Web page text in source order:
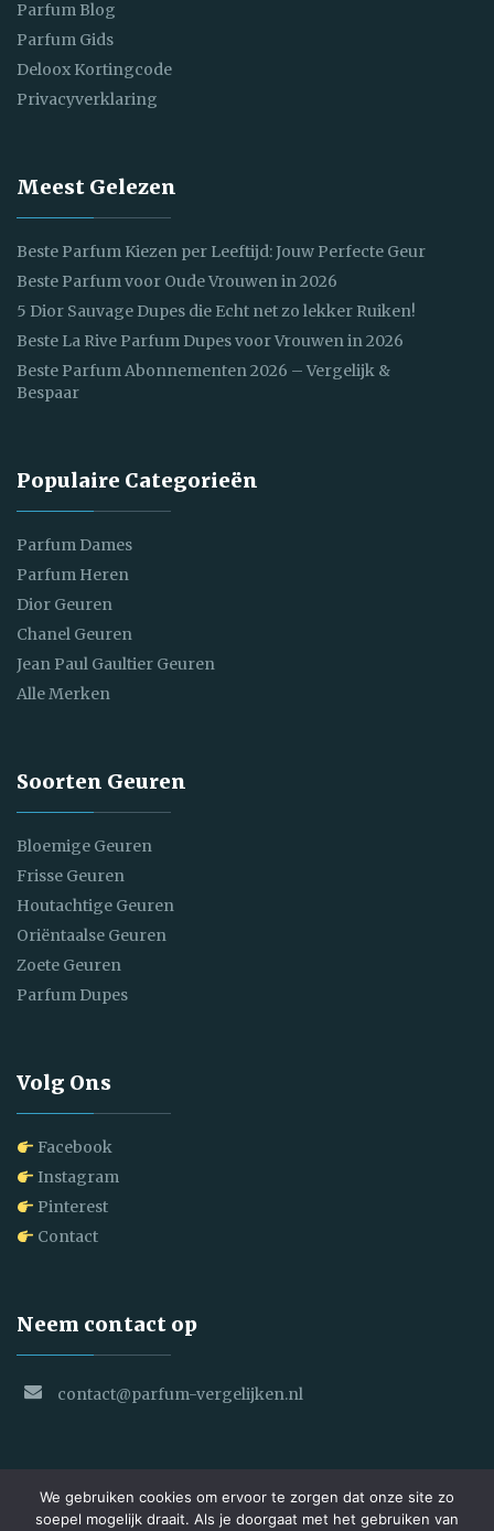
Parfum Blog
Parfum Gids
Deloox Kortingcode
Privacyverklaring
Meest Gelezen
Beste Parfum Kiezen per Leeftijd: Jouw Perfecte Geur
Beste Parfum voor Oude Vrouwen in 2026
5 Dior Sauvage Dupes die Echt net zo lekker Ruiken!
Beste La Rive Parfum Dupes voor Vrouwen in 2026
Beste Parfum Abonnementen 2026 – Vergelijk &
Bespaar
Populaire Categorieën
Parfum Dames
Parfum Heren
Dior Geuren
Chanel Geuren
Jean Paul Gaultier Geuren
Alle Merken
Soorten Geuren
Bloemige Geuren
Frisse Geuren
Houtachtige Geuren
Oriëntaalse Geuren
Zoete Geuren
Parfum Dupes
Volg Ons
Facebook
Instagram
Pinterest
Contact
Neem contact op
contact@parfum-vergelijken.nl
We gebruiken cookies om ervoor te zorgen dat onze site zo
soepel mogelijk draait. Als je doorgaat met het gebruiken van